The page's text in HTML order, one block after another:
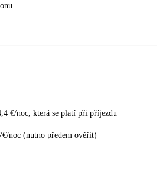
€/noc, která se platí při příjezdu
noc (nutno předem ověřit)